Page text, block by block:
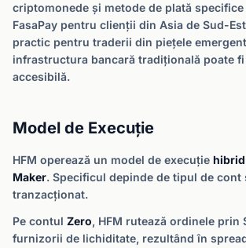
criptomonede și metode de plată
FasaPay pentru clienții din Asia de Sud-
practic pentru traderii din piețele
infrastructura bancară tradițională poate
accesibilă.
Model de Execuție
HFM operează un model de execuție hibrid
Maker. Specificul depinde de tipul de
tranzacționat.
Pe contul Zero, HFM rutează ordinele prin
furnizorii de lichiditate, rezultând în